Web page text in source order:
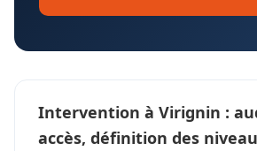
Intervention à Virignin :
accès, définition des